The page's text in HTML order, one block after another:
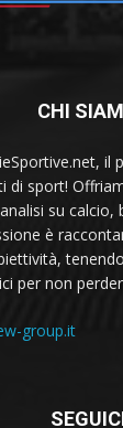
CHI
il
di sport!
su
è
per non
group.it